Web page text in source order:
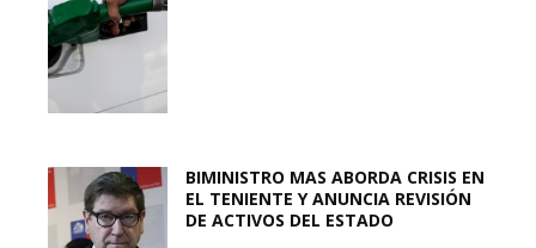
BIMINISTRO MAS ABORDA CRISIS EN
EL TENIENTE Y ANUNCIA REVISIÓN
DE ACTIVOS DEL ESTADO